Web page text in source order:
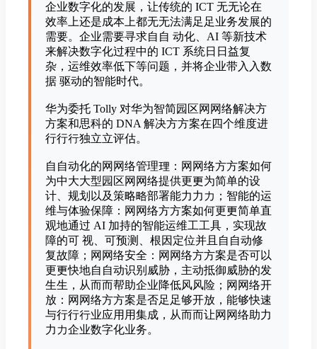
企业数字化的发展，让传统的 ICT ⽆无论在
效率上还是成本上都⽆无法满⾜足业务发展的
需要。企业需要寻求⾃自 动化、AI 等新技术
来解决数字化过程中的 ICT 系统⽇日益复
杂，运维效率低下等问题，并将企业带⼊入数
据 驱动的智能时代。
华为委托 Tolly 对华为智简园区⽹网络解决⽅
方案和思科的 DNA 解决⽅方案在四个维度进
⾏行行独⽴立评估。
⾃自动化的⽹网络管理理：⽹网络⽅方案如何
为中⼤大型园区⽹网络提供更更为简单的设
计、规划以及策略略部署能⼒力力；智能的运
维与体验保障：⽹网络⽅方案如何更更简单直
观地通过 AI 加持的智能运维⼯工具，实现故
障的可 视、可预测、根因定位并且⾃自动修
复故障；⽹网络安全：⽹网络⽅方案是否可以
更更快地⾃自动识别威胁，主动抵御威胁的发
⽣生，从⽽而帮助企业降低⻛风险；⽹网络开
放：⽹网络⽅方案是否⾜足够开放，能够快速
与⾏行行业应⽤用集成，从⽽而让⽹网络助⼒
力力企业数字化业务。